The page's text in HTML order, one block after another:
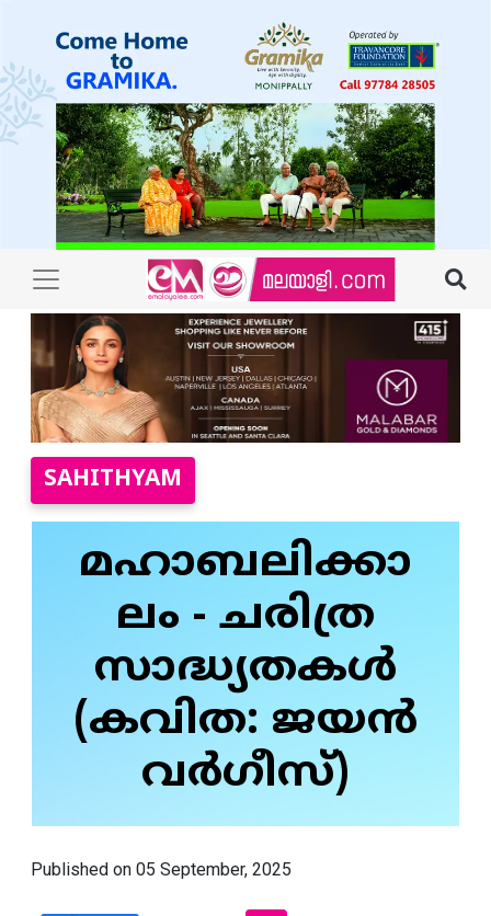
SAHITHYAM
മഹാബലിക്കാ
ലം - ചരിത്ര
സാദ്ധ്യതകൾ
(കവിത: ജയൻ
വർഗീസ്)
Published on 05 September, 2025